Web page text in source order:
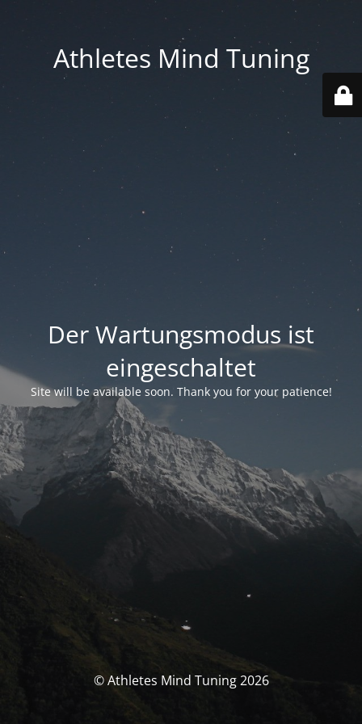
Athletes Mind Tuning
Der Wartungsmodus ist
eingeschaltet
Site will be available soon. Thank you for your patience!
© Athletes Mind Tuning 2026